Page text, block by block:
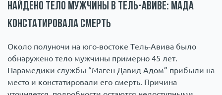
Найдено тело мужчины в Тель-Авиве: МАДА
констатировала смерть
Около полуночи на юго-востоке Тель-Авива было
обнаружено тело мужчины примерно 45 лет.
Парамедики службы “Маген Давид Адом” прибыли на
место и констатировали его смерть. Причина